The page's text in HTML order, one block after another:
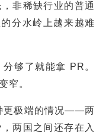
非稀缺行业的普通
分水岭上越来越难
够了就能拿 PR。
窄。
更极端的情况——两
两国之间还存在入